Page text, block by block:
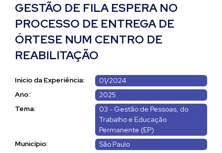
GESTÃO DE FILA ESPERA NO
PROCESSO DE ENTREGA DE
ÓRTESE NUM CENTRO DE
REABILITAÇÃO
Início da Experiência:
01/2024
Ano:
2025
Tema:
03 - Gestão de Pessoas, do
Trabalho e Educação
Permanente (EP)
Município:
São Paulo